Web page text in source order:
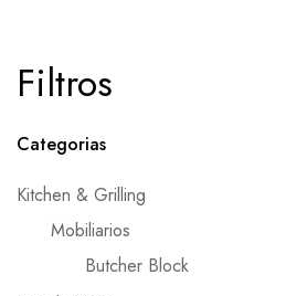
Filtros
Categorias
Kitchen & Grilling
Mobiliarios
Butcher Block